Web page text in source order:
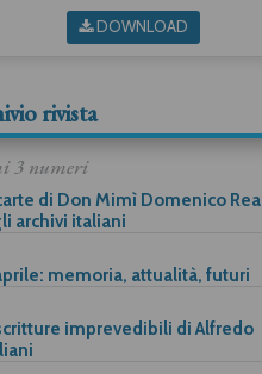
DOWNLOAD
rivista
3 numeri
di Don Mimì Domenico Rea
archivi italiani
memoria, attualità, futuri
imprevedibili di Alfredo